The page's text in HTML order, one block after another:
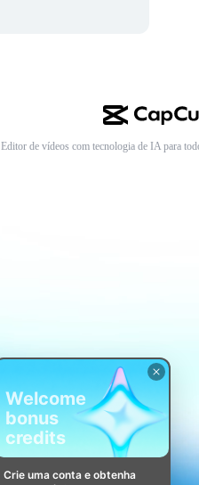
Editor de vídeos com tecnologia de IA para
Welcome
bonus
credits
Crie uma conta e obtenha